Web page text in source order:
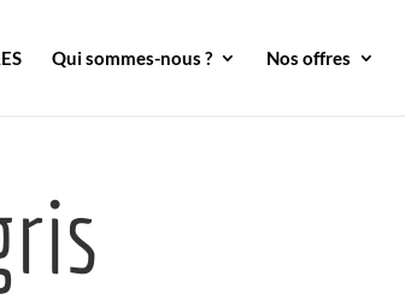
Qui sommes-nous ? Nos offres